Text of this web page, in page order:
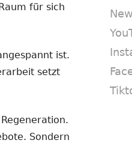
für sich
ist.
setzt
Sondern